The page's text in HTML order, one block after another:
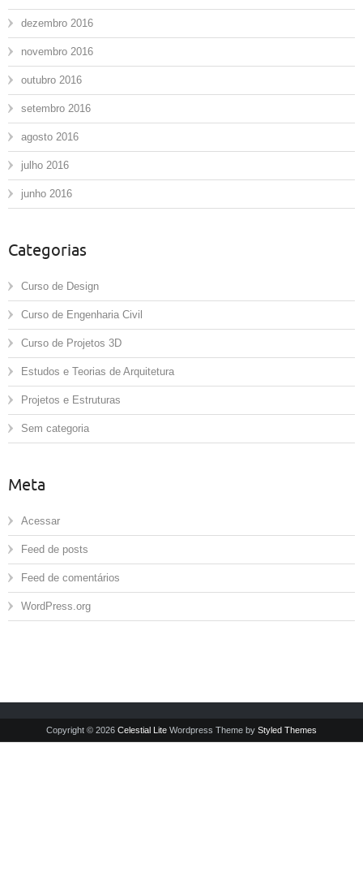
dezembro 2016
novembro 2016
outubro 2016
setembro 2016
agosto 2016
julho 2016
junho 2016
Categorias
Curso de Design
Curso de Engenharia Civil
Curso de Projetos 3D
Estudos e Teorias de Arquitetura
Projetos e Estruturas
Sem categoria
Meta
Acessar
Feed de posts
Feed de comentários
WordPress.org
Copyright © 2026 Celestial Lite Wordpress Theme by Styled Themes